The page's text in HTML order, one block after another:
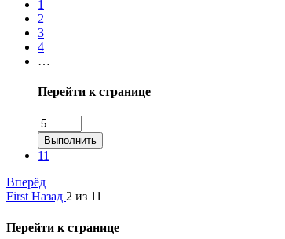
1
2
3
4
…
Перейти к странице
Выполнить
11
Вперёд
First Назад 2 из 11
Перейти к странице